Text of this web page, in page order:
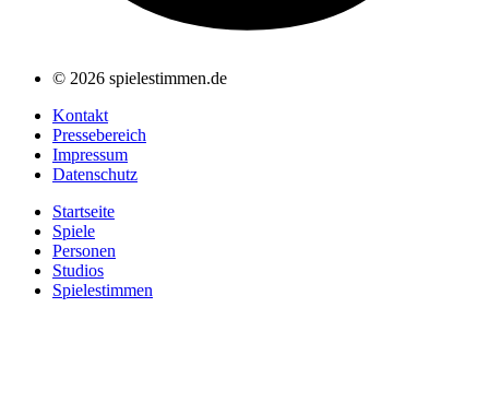
© 2026 spielestimmen.de
Kontakt
Pressebereich
Impressum
Datenschutz
Startseite
Spiele
Personen
Studios
Spielestimmen